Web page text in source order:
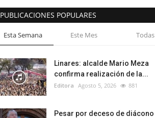
PUBLICACIONES POPULARES
Esta Semana Este Mes Todas
Linares: alcalde Mario Meza
confirma realización de la...
Editora Agosto 5, 2026 881
Pesar por deceso de diácono